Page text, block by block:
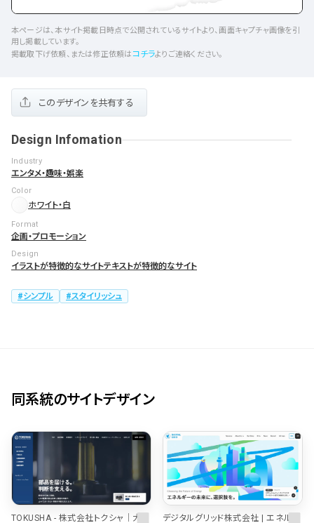
本ページは、本サイト掲載日時点で公開されているサイトより、画面キャプチャ画像を引
用し掲載しています。
掲載取下げ依頼、または修正依頼はコチラよりご連絡ください。
このデザインを共有する
Design Infomation
Industry
エンタメ・趣味・娯楽
Color
ホワイト・白
Format
企画・プロモーション
Design
イラストが特徴的なサイトテキストが特徴的なサイト
シンプル スタイリッシュ
同系統のサイトデザイン
TOKUSHA - 株式会社トクシャ｜大型 デジタルグリッド株式会社 | エネルギ